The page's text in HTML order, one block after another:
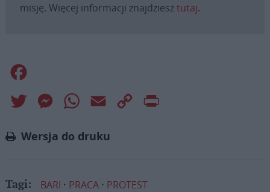
misję. Więcej informacji znajdziesztutaj.
Twitter MessengerWhatsApp
Email
Copy
Wersja do druku
Tagi: BARI PRACA PROTEST